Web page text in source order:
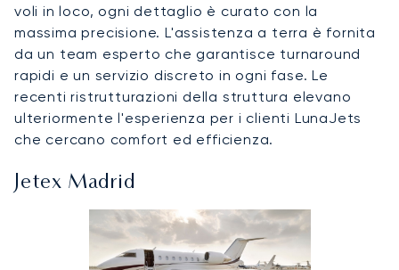
voli in loco, ogni dettaglio è curato con la
massima precisione. L'assistenza a terra è fornita
da un team esperto che garantisce turnaround
rapidi e un servizio discreto in ogni fase. Le
recenti ristrutturazioni della struttura elevano
ulteriormente l'esperienza per i clienti LunaJets
che cercano comfort ed efficienza.
Jetex Madrid